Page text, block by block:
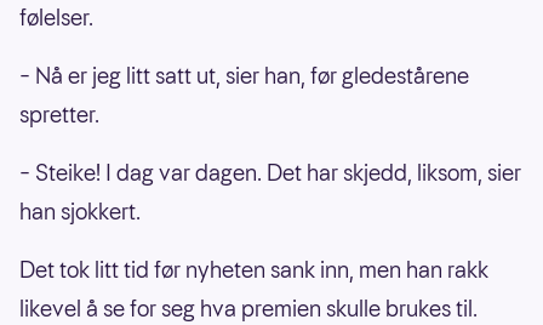
følelser.
– Nå er jeg litt satt ut, sier han, før gledestårene
spretter.
– Steike! I dag var dagen. Det har skjedd, liksom, sier
han sjokkert.
Det tok litt tid før nyheten sank inn, men han rakk
likevel å se for seg hva premien skulle brukes til.